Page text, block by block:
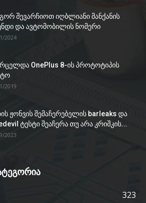
შევარჩიოთ იღბლიანი მანქანის
და ავტომობილის ნომერი
2024
OnePlus 8-ის პროტოტიპის
2019
ჟონვის შემაჩერებელის barleaks და
ტესტი შეაჩერა თუ არა კრიშკის...
2023
323